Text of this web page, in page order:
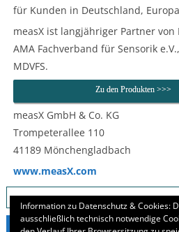
für Kunden in Deutschland,
measX ist langjähriger Partner
AMA Fachverband für Sensorik
MDVFS.
Zu den Produkten >>>
measX GmbH & Co. KG
Trompeterallee 110
41189 Mönchengladbach
www.measX.com
Suchen
nach:Information zu Datenschutz & Cookies:
ausschließlich technisch notwendige